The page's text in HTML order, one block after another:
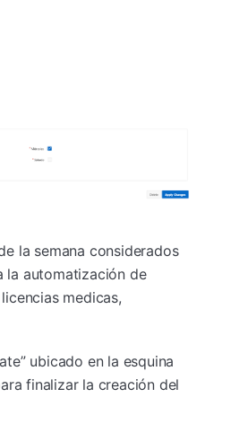
la semana considerados
la automatización de
medicas,
ubicado en la esquina
finalizar la creación del